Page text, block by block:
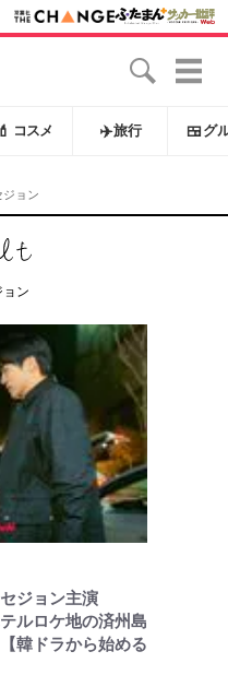
💄 コスメ ✈️旅行 🍱 グ
ジョン
ョン
ジョン主演
ルロケ地の済州島
韓ドラから始める